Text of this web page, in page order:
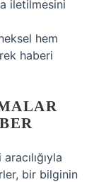
iletilmesini
hem
haberi
bir bilginin